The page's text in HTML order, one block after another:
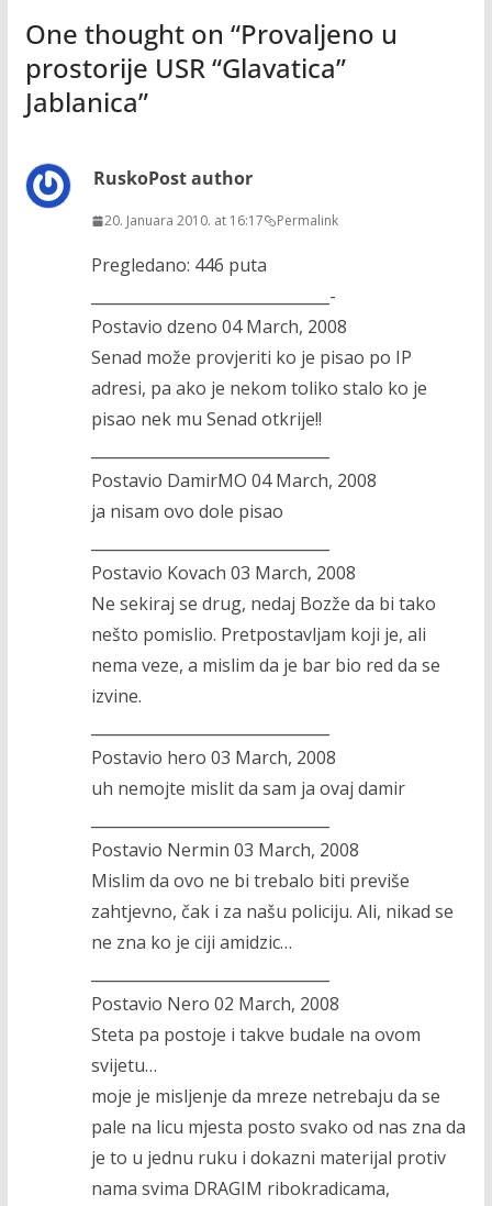
One thought on “Provaljeno u
prostorije USR “Glavatica”
Jablanica”
RuskoPost author
20. Januara 2010. at 16:17 Permalink
Pregledano: 446 puta
_______________________________-
Postavio dzeno 04 March, 2008
Senad može provjeriti ko je pisao po IP
adresi, pa ako je nekom toliko stalo ko je
pisao nek mu Senad otkrije!!
Postavio DamirMO 04 March, 2008
ja nisam ovo dole pisao
Postavio Kovach 03 March, 2008
Ne sekiraj se drug, nedaj Bozže da bi tako
nešto pomislio. Pretpostavljam koji je, ali
nema veze, a mislim da je bar bio red da se
izvine.
Postavio hero 03 March, 2008
uh nemojte mislit da sam ja ovaj damir
Postavio Nermin 03 March, 2008
Mislim da ovo ne bi trebalo biti previše
zahtjevno, čak i za našu policiju. Ali, nikad se
ne zna ko je ciji amidzic…
Postavio Nero 02 March, 2008
Steta pa postoje i takve budale na ovom
svijetu…
moje je misljenje da mreze netrebaju da se
pale na licu mjesta posto svako od nas zna da
je to u jednu ruku i dokazni materijal protiv
nama svima DRAGIM ribokradicama,